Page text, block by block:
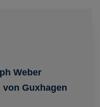
Weber
von Guxhagen